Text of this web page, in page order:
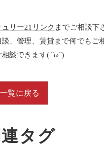
リー21 リンク までご相談下
、管理、賃貸まで何でもご
談できます( ˘ω˘)
一覧に戻る
タグ